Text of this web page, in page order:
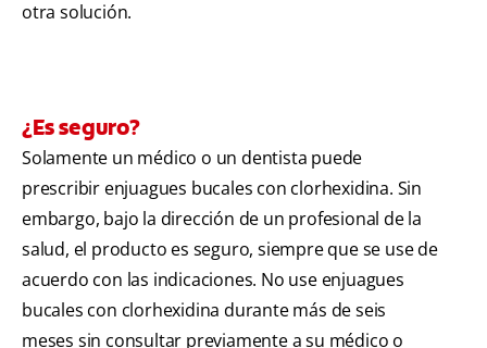
otra solución.
¿Es seguro?
Solamente un médico o un dentista puede
prescribir enjuagues bucales con clorhexidina. Sin
embargo, bajo la dirección de un profesional de la
salud, el producto es seguro, siempre que se use de
acuerdo con las indicaciones. No use enjuagues
bucales con clorhexidina durante más de seis
meses sin consultar previamente a su médico o